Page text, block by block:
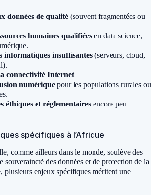
données de qualité (souvent fragmentées ou
humaines qualifiées en data science,
informatiques insuffisantes (serveurs, cloud,
connectivité Internet.
numérique pour les populations rurales ou
éthiques et réglementaires encore peu
spécifiques à l’Afrique
comme ailleurs dans le monde, soulève des
souveraineté des données et de protection de la
enjeux spécifiques méritent une